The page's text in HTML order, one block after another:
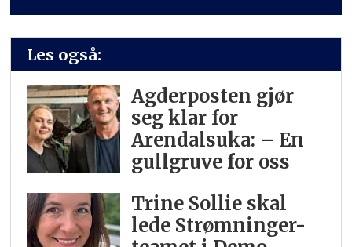
Les også:
Agderposten gjør
seg klar for
Arendalsuka: – En
gullgruve for oss
Trine Sollie skal
lede Strømninger-